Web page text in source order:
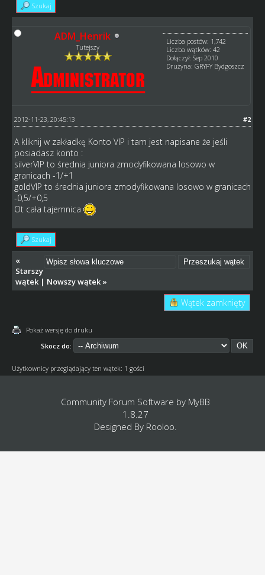
Szukaj
ADM_Henrik
Tutejszy
Liczba postów: 1,742
Liczba wątków: 42
Dołączył: Sep 2010
Drużyna: GRYFY Bydgoszcz
#2
2012-11-23, 20:45:13
A kliknij w zakładkę Konto VIP i tam jest napisane że jeśli
posiadasz konto :
silverVIP to średnia juniora zmodyfikowana losowo w
granicach -1/+1
goldVIP to średnia juniora zmodyfikowana losowo w granicach
-0,5/+0,5
Ot cała tajemnica
Szukaj
«
Starszy
wątek| Nowszy wątek»
Wątek zamknięty
Pokaż wersję do druku
Skocz do:
Użytkownicy przeglądający ten wątek: 1 gości
Community Forum Software by MyBB
1.8.27
Designed By Rooloo.